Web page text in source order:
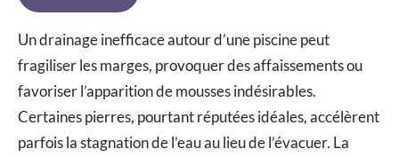
Un drainage inefficace autour d’une piscine peut
fragiliser les marges, provoquer des affaissements ou
favoriser l’apparition de mousses indésirables.
Certaines pierres, pourtant réputées idéales, accélèrent
parfois la stagnation de l’eau au lieu de l’évacuer. La